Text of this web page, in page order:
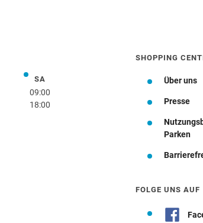
SASamstag
09:00
18:00
SHOPPING
Über uns
Presse
Parken
FOLGE UNS AUF